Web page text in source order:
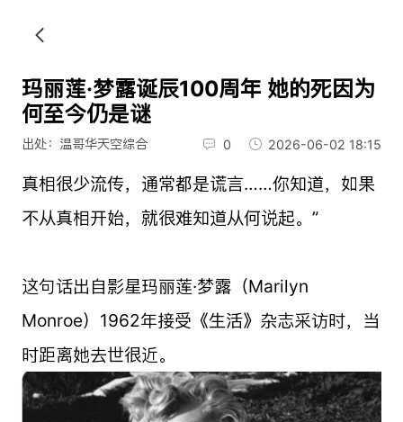
玛丽莲·梦露诞辰100周年 她的死因为
何至今仍是谜
出处：温哥华天空综合 0 2026-06-02 18:15
真相很少流传，通常都是谎言……你知道，如果
不从真相开始，就很难知道从何说起。”
这句话出自影星玛丽莲·梦露（Marilyn
Monroe）1962年接受《生活》杂志采访时，当
时距离她去世很近。